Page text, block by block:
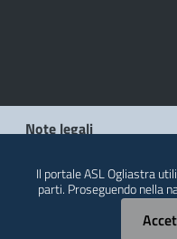
Note legali
Contatti
Il portale ASL Ogliastra
parti. Proseguendo nella